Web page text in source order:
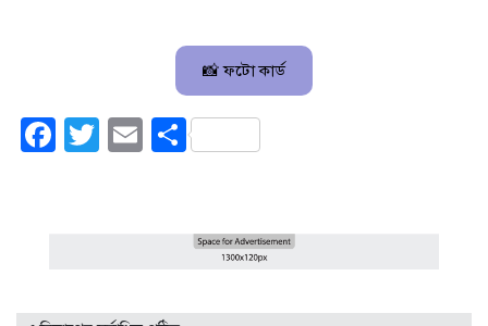
📸 ফটো কার্ড
Facebook
Twitter
EmailShare